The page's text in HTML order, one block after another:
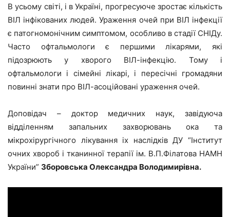
В усьому світі, і в Україні, прогресуюче зростає кількість
ВІЛ інфікованих людей. Ураження очей при ВІЛ інфекції
є патогномонічним симптомом, особливо в стадії СНІДу.
Часто офтальмологи є першими лікарями, які
підозрюють у хворого ВІЛ-інфекцію. Тому і
офтальмологи і сімейні лікарі, і пересічні громадяни
повинні знати про ВІЛ-асоційовані ураження очей.
Доповідач – доктор медичних наук, завідуюча
відділенням запальних захворювань ока та
мікрохірургічного лікування іх наслідків ДУ “Інститут
очних хвороб і тканинної терапії ім. В.П.Філатова НАМН
України” Зборовська Олександра Володимирівна.